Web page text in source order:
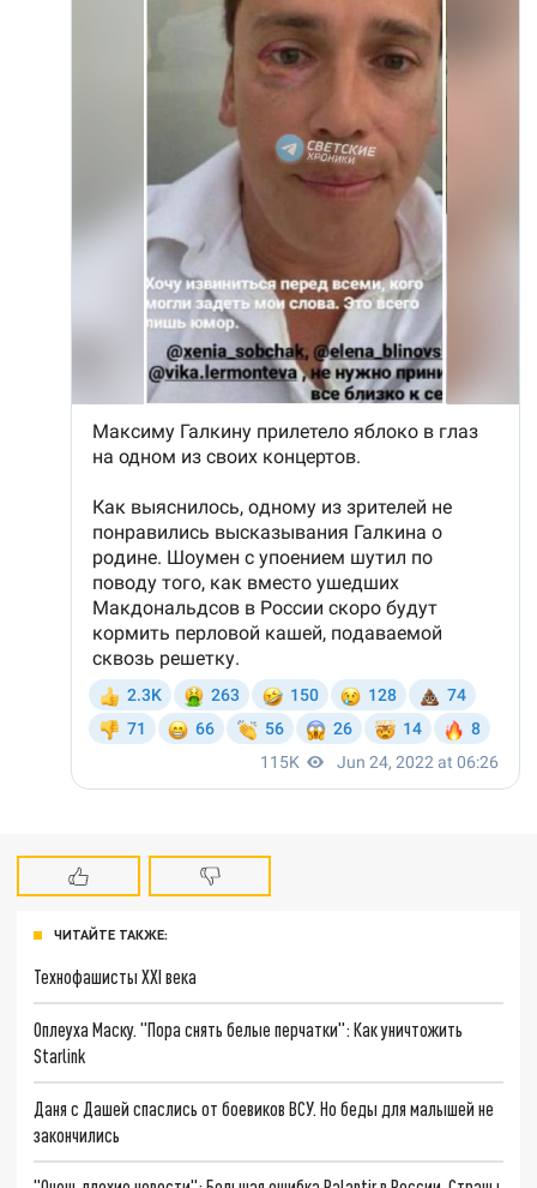
ЧИТАЙТЕ ТАКЖЕ:
Технофашисты XXI века
Оплеуха Маску. "Пора снять белые перчатки": Как уничтожить
Starlink
Даня с Дашей спаслись от боевиков ВСУ. Но беды для малышей не
закончились